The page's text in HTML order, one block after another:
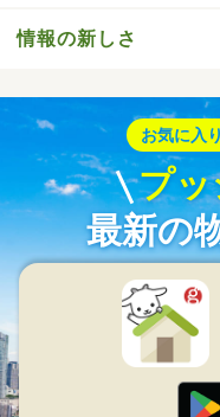
情報の新しさ
お気に入
プッ
最新の